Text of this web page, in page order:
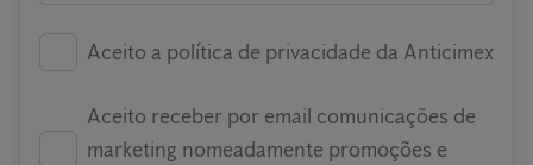
Aceito a política de privacidade da Anticimex
Aceito receber por email comunicações de
marketing nomeadamente promoções e